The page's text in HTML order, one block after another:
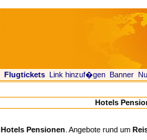
Flugtickets Link hinzuf�gen Banner
Hotels
Hotels Pensionen . Angebote rund um